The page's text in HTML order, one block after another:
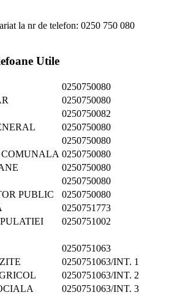
la nr de telefon: 0250 750 080
Utile
0250750080
0250750080
0250750082
0250750080
0250750080
COMUNALA 0250750080
0250750080
0250750080
PUBLIC
0250750080
0250751773
0250751002
0250751063
0250751063/INT. 1
0250751063/INT. 2
0250751063/INT. 3